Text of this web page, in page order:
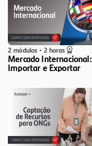
2 módulos • 2 horas
Mercado Internacional:
Importar e Exportar